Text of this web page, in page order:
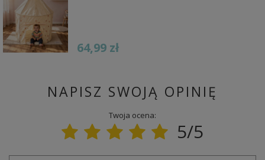
64,99 zł
NAPISZ SWOJĄ OPINIĘ
Twoja ocena:
5/5